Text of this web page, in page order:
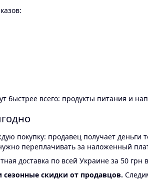
быстрее всего: продукты питания и
покупку: продавец получает деньги
переплачивать за наложенный
доставка по всей Украине за 50
сезонные скидки от продавцов.